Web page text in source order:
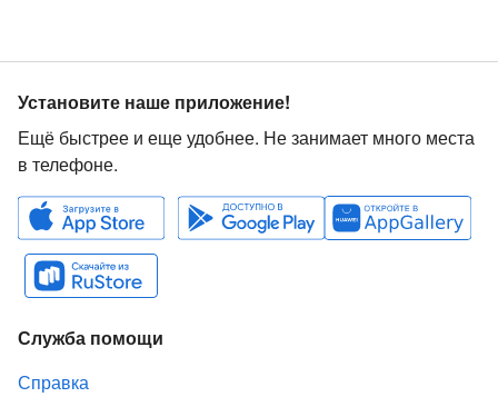
Установите наше приложение!
Ещё быстрее и еще удобнее. Не занимает много места
в телефоне.
Служба помощи
Справка